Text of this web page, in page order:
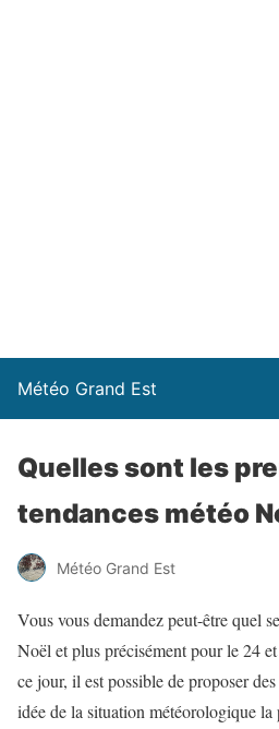
Météo Grand Est
Quelles sont les
tendances météo
Météo Grand Est
Vous vous demandez peut-être quel
Noël et plus précisément pour le 24
ce jour, il est possible de proposer
idée de la situation météorologique